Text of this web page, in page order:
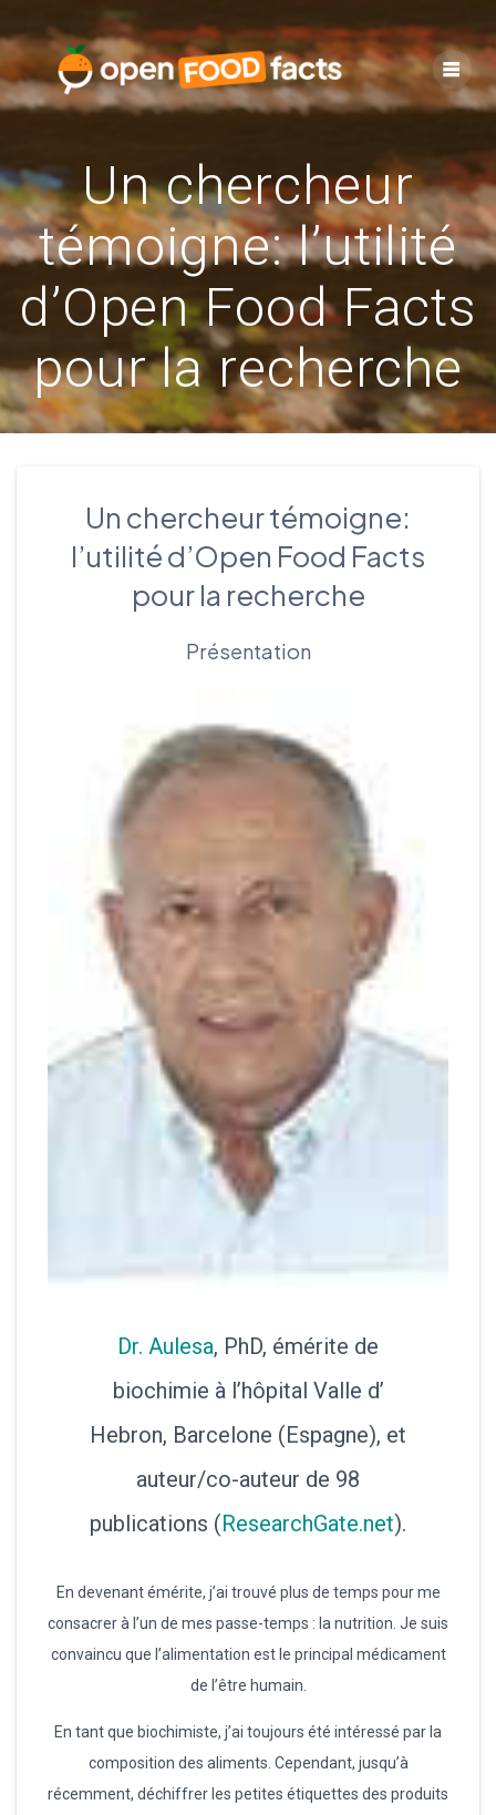
to
content
Un chercheur
témoigne: l’utilité
d’Open Food Facts
pour la recherche
Un chercheur témoigne:
l’utilité d’Open Food Facts
pour la recherche
Présentation
Dr. Aulesa, PhD, émérite de
biochimie à l’hôpital Valle d’
Hebron, Barcelone (Espagne), et
auteur/co-auteur de 98
publications (ResearchGate.net).
En devenant émérite, j’ai trouvé plus de temps pour me
consacrer à l’un de mes passe-temps : la nutrition. Je suis
convaincu que l’alimentation est le principal médicament
de l’être humain.
En tant que biochimiste, j’ai toujours été intéressé par la
composition des aliments. Cependant, jusqu’à
récemment, déchiffrer les petites étiquettes des produits